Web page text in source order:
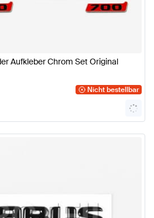
Aufkleber Chrom Set Original
Nicht bestellbar